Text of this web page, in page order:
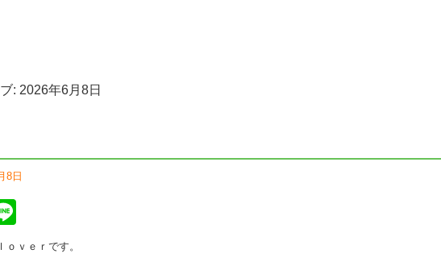
: 2026年6月8日
8日
ｏｖｅｒです。